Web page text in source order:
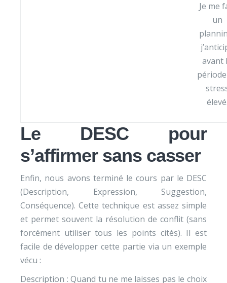
Je me
un
avant
Le DESC pour
s’affirmer sans casser
Enfin, nous avons terminé le cours par le DESC
(Description, Expression, Suggestion,
Conséquence). Cette technique est assez simple
et permet souvent la résolution de conflit (sans
forcément utiliser tous les points cités). Il est
facile de développer cette partie via un exemple
vécu :
Description : Quand tu ne me laisses pas le choix